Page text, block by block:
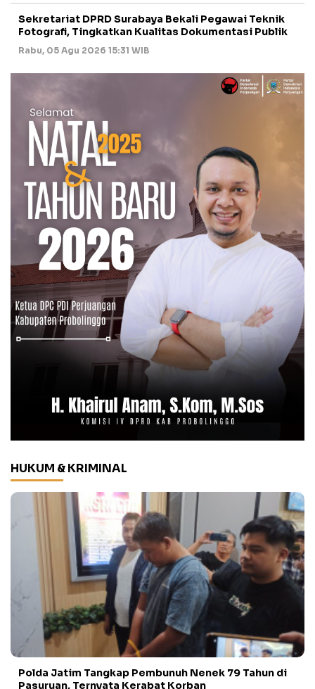
Sekretariat DPRD Surabaya Bekali Pegawai Teknik
Fotografi, Tingkatkan Kualitas Dokumentasi Publik
Rabu, 05 Agu 2026 15:31 WIB
HUKUM & KRIMINAL
Polda Jatim Tangkap Pembunuh Nenek 79 Tahun di
Pasuruan, Ternyata Kerabat Korban